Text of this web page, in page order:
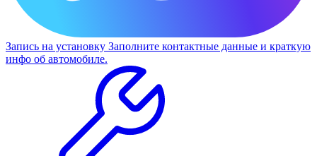
Запись на установку Заполните контактные данные и краткую
инфо об автомобиле.